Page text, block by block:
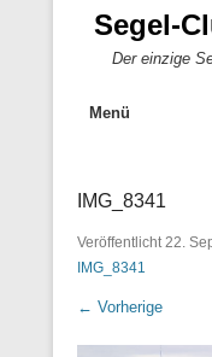
Segel-
Der einzige
Menü
IMG_8341
Veröffentlicht22.
IMG_8341
← Vorherige